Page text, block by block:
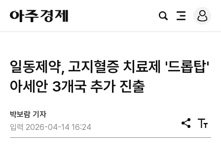
아
주
경
검
전
로
그
일동제약, 고지혈증 치료제 '드롭탑'
아세안 3개국 추가 진출
박보람 기자
입력 2026-04-14 16:24
공
유
텍
스